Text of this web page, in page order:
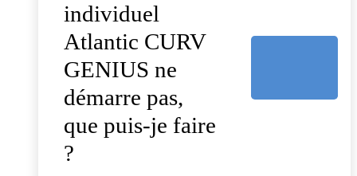
individuel
Atlantic CURV
GENIUS ne
démarre pas,
que puis-je faire
?